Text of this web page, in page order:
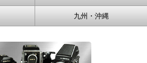
九州・沖縄